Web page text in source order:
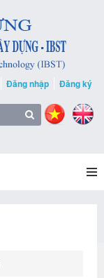
Đăng nhập Đăng ký